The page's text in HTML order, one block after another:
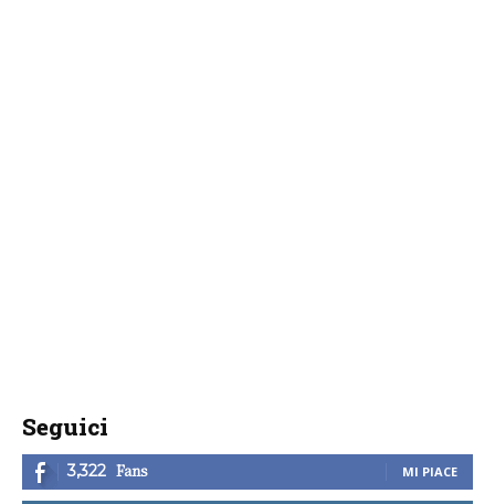
Seguici
3,322 Fans MI PIACE